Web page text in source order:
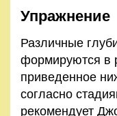
Упражнение
Различные
формируются в
приведенное
согласно
рекомендует